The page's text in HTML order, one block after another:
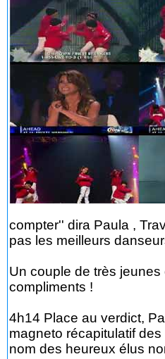
compter'' dira Paula ,
pas les meilleurs
Un couple de très jeunes
compliments !
4h14 Place au verdict,
magneto récapitulatif
nom des heureux élus